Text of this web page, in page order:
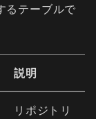
るテーブルで
説明
リポジトリ